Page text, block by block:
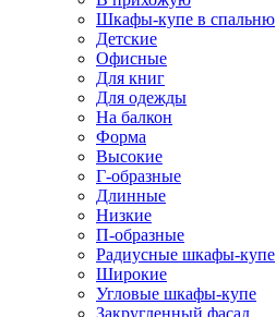
Шкафы-купе в спальню
Детские
Офисные
Для книг
Для одежды
На балкон
Форма
Высокие
Г-образные
Длинные
Низкие
П-образные
Радиусные шкафы-купе
Широкие
Угловые шкафы-купе
Закругленный фасад